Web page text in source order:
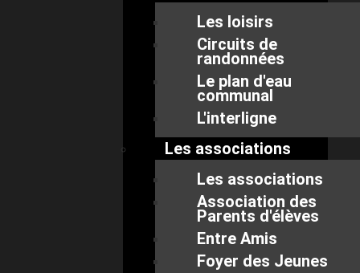
Les loisirs
Circuits de
randonnées
Le plan d'eau
communal
L'interligne
Les associations
Les associations
Association des
Parents d'élèves
Entre Amis
Foyer des Jeunes